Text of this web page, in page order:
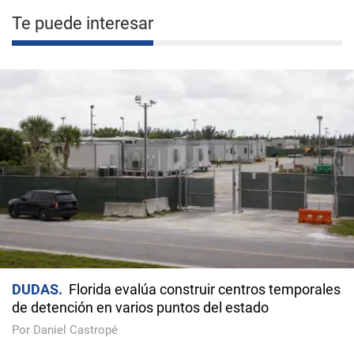
Te puede interesar
DUDAS
Florida evalúa construir centros temporales
de detención en varios puntos del estado
Por Daniel Castropé